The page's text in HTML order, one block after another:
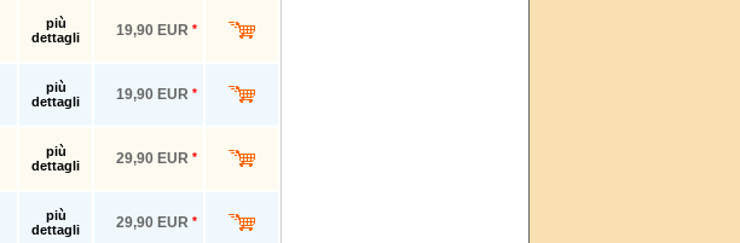
più
dettagli
19,90 EUR *
più
dettagli
19,90 EUR *
più
dettagli
29,90 EUR *
più
dettagli
29,90 EUR *